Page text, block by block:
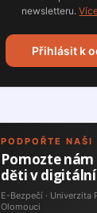
newsletteru.
Přihlásit k
PODPOŘTE NAŠI
Pomozte
děti v
E-Bezpečí · Univerzita
Olomouci